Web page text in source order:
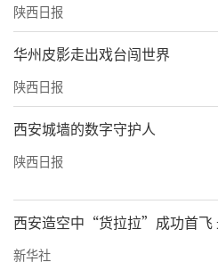
陕西日报
华州皮影走出戏台闯世界
陕西日报
西安城墙的数字守护人
陕西日报
西安造空中“货拉拉”成功首飞
新华社